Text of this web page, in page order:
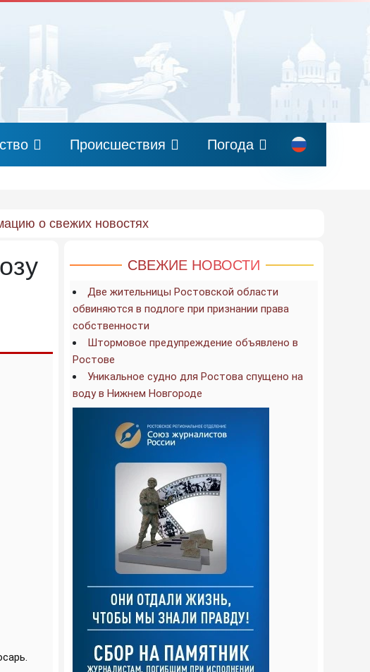
Происшествия Погода
о свежих новостях
СВЕЖИЕ НОВОСТИ
Две жительницы Ростовской области
обвиняются в подлоге при признании права
собственности
Штормовое предупреждение объявлено в
Ростове
Уникальное судно для Ростова спущено на
воду в Нижнем Новгороде